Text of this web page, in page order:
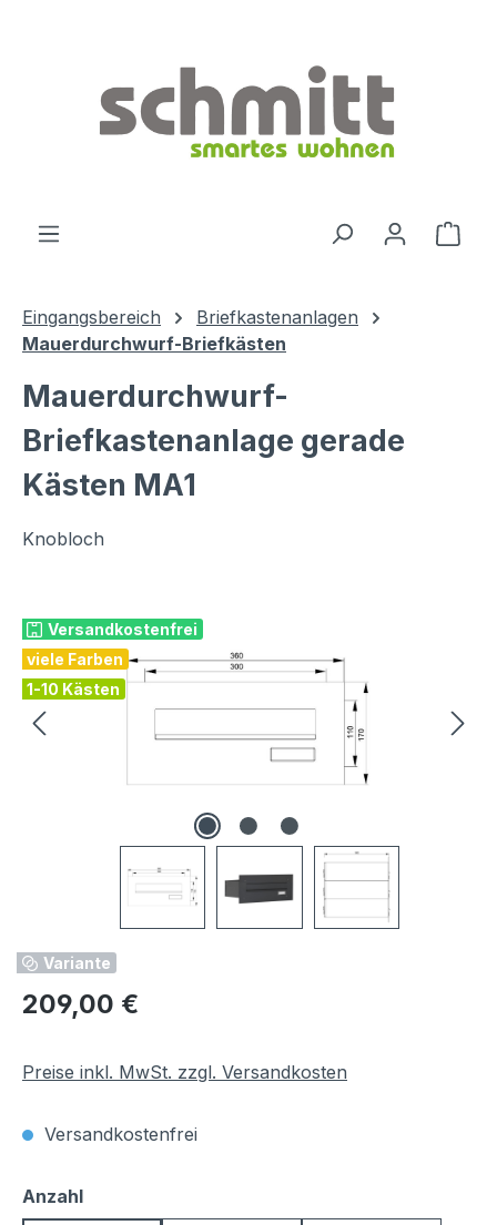
Eingangsbereich
Briefkastenanlagen
Mauerdurchwurf-Briefkästen
Mauerdurchwurf-
Briefkastenanlage gerade
Kästen MA1
Knobloch
Versandkostenfrei
viele Farben
1-10 Kästen
Variante
Regulärer Preis:
209,00 €
Preise inkl. MwSt. zzgl. Versandkosten
Versandkostenfrei
Anzahlauswählen